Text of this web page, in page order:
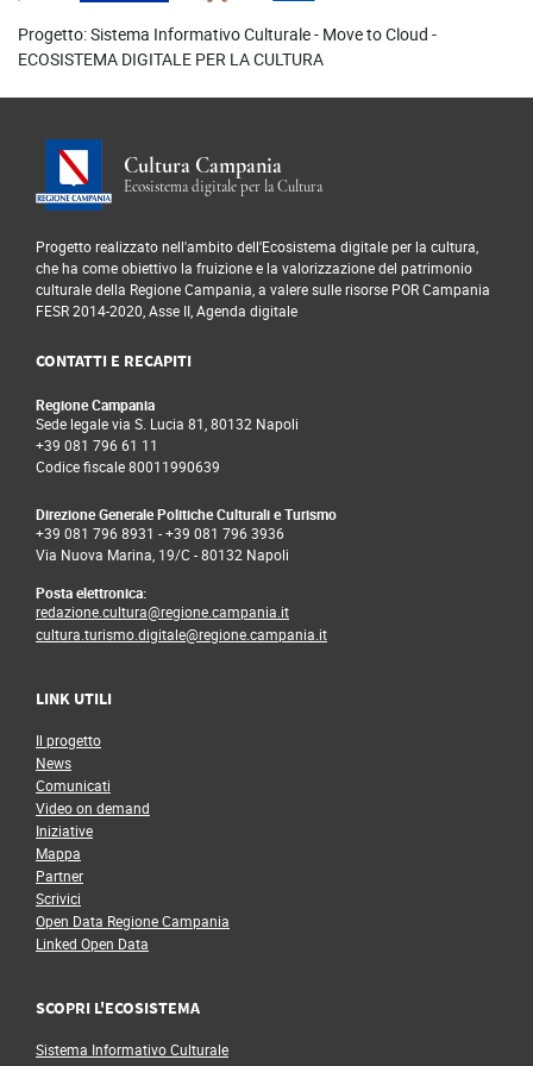
Progetto: Sistema Informativo Culturale - Move to Cloud -
ECOSISTEMA DIGITALE PER LA CULTURA
Cultura Campania
Ecosistema digitale per la Cultura
Progetto realizzato nell'ambito dell'Ecosistema digitale per la cultura,
che ha come obiettivo la fruizione e la valorizzazione del patrimonio
culturale della Regione Campania, a valere sulle risorse POR Campania
FESR 2014-2020, Asse II, Agenda digitale
CONTATTI E RECAPITI
Regione Campania
Sede legale via S. Lucia 81, 80132 Napoli
+39 081 796 61 11
Codice fiscale 80011990639
Direzione Generale Politiche Culturali e Turismo
+39 081 796 8931 -+39 081 796 3936
Via Nuova Marina, 19/C - 80132 Napoli
Posta elettronica:
redazione.cultura@regione.campania.it
cultura.turismo.digitale@regione.campania.it
LINK UTILI
Il progetto
News
Comunicati
Video on demand
Iniziative
Mappa
Partner
Scrivici
Open Data Regione Campania
Linked Open Data
SCOPRI L'ECOSISTEMA
Sistema Informativo Culturale